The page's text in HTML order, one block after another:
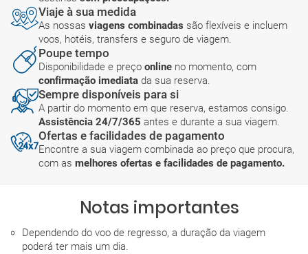
Viaje à sua medida
As nossas viagens combinadas são flexíveis e incluem
voos, hotéis, transfers e seguro de viagem.
Poupe tempo
Disponibilidade e preço online no momento, com
confirmação imediata da sua reserva.
Sempre disponíveis para si
A partir do momento em que reserva, estamos consigo.
Assistência 24/7/365 antes e durante a sua viagem.
Ofertas e facilidades de pagamento
Encontre a sua viagem combinada ao preço que procura,
com as melhores ofertas e facilidades de pagamento.
Notas importantes
Dependendo do voo de regresso, a duração da viagem
poderá ter mais um dia.